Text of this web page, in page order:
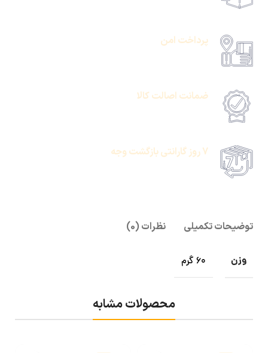
پرداخت امن
ضمانت اصالت کالا
7 روز گارانتی بازگشت وجه
توضیحات تکمیلی نظرات (0)
وزن 60 گرم
محصولات مشابه